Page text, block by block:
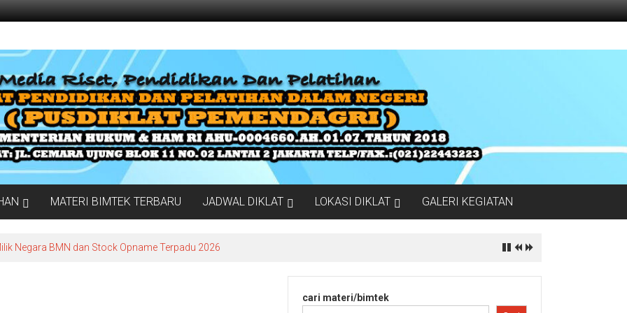
MATERI BIMTEK TERBARU JADWAL DIKLAT LOKASI DIKLAT GALERI KEGIATAN
Negara BMN dan Stock Opname Terpadu 2026
cari materi/bimtek